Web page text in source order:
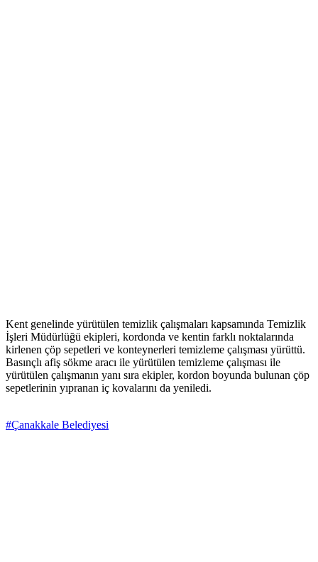
Kent genelinde yürütülen temizlik çalışmaları kapsamında Temizlik
İşleri Müdürlüğü ekipleri, kordonda ve kentin farklı noktalarında
kirlenen çöp sepetleri ve konteynerleri temizleme çalışması yürüttü.
Basınçlı afiş sökme aracı ile yürütülen temizleme çalışması ile
yürütülen çalışmanın yanı sıra ekipler, kordon boyunda bulunan çöp
sepetlerinin yıpranan iç kovalarını da yeniledi.
#Çanakkale Belediyesi